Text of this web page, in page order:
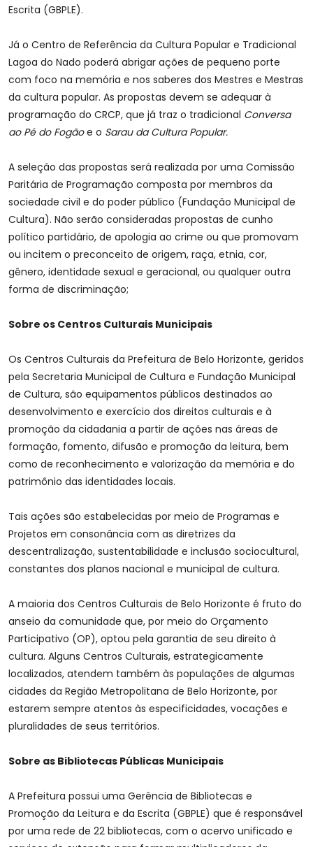
Escrita (GBPLE).
Já o Centro de Referência da Cultura Popular e Tradicional
Lagoa do Nado poderá abrigar ações de pequeno porte
com foco na memória e nos saberes dos Mestres e Mestras
da cultura popular. As propostas devem se adequar à
programação do CRCP, que já traz o tradicional Conversa
ao Pé do Fogãoe o Sarau da Cultura Popular.
A seleção das propostas será realizada por uma Comissão
Paritária de Programação composta por membros da
sociedade civil e do poder público (Fundação Municipal de
Cultura). Não serão consideradas propostas de cunho
político partidário, de apologia ao crime ou que promovam
ou incitem o preconceito de origem, raça, etnia, cor,
gênero, identidade sexual e geracional, ou qualquer outra
forma de discriminação;
Sobre os Centros Culturais Municipais
Os Centros Culturais da Prefeitura de Belo Horizonte, geridos
pela Secretaria Municipal de Cultura e Fundação Municipal
de Cultura, são equipamentos públicos destinados ao
desenvolvimento e exercício dos direitos culturais e à
promoção da cidadania a partir de ações nas áreas de
formação, fomento, difusão e promoção da leitura, bem
como de reconhecimento e valorização da memória e do
patrimônio das identidades locais.
Tais ações são estabelecidas por meio de Programas e
Projetos em consonância com as diretrizes da
descentralização, sustentabilidade e inclusão sociocultural,
constantes dos planos nacional e municipal de cultura.
A maioria dos Centros Culturais de Belo Horizonte é fruto do
anseio da comunidade que, por meio do Orçamento
Participativo (OP), optou pela garantia de seu direito à
cultura. Alguns Centros Culturais, estrategicamente
localizados, atendem também às populações de algumas
cidades da Região Metropolitana de Belo Horizonte, por
estarem sempre atentos às especificidades, vocações e
pluralidades de seus territórios.
Sobre as Bibliotecas Públicas Municipais
A Prefeitura possui uma Gerência de Bibliotecas e
Promoção da Leitura e da Escrita (GBPLE) que é responsável
por uma rede de 22 bibliotecas, com o acervo unificado e